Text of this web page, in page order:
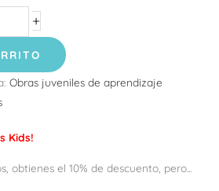
+
Obras juveniles de aprendizaje
Kids!
obtienes el 10% de descuento, pero...